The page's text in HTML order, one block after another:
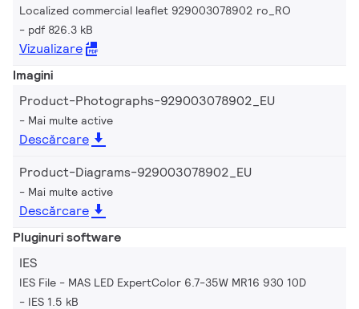
Localized commercial leaflet 929003078902 ro_RO
pdf 826.3 kB
Vizualizare
Imagini
Product-Photographs-929003078902_EU
Mai multe active
Descărcare
Product-Diagrams-929003078902_EU
Mai multe active
Descărcare
Pluginuri software
IES
IES File - MAS LED ExpertColor 6.7-35W MR16 930 10D
IES 1.5 kB